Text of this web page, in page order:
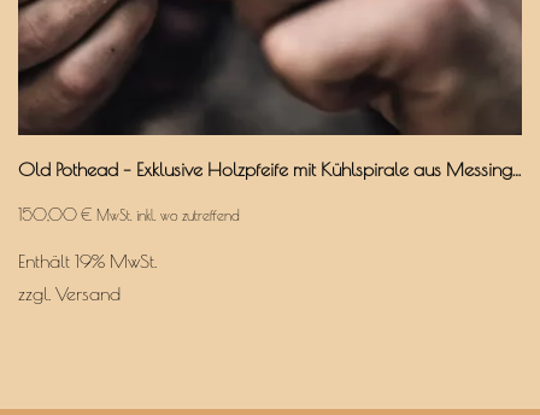
Old Pothead – Exklusive Holzpfeife mit Kühlspirale aus Messing & Aktivkohlefilter
150,00 € MwSt. inkl. wo zutreffend
Enthält 19% MwSt.
zzgl. Versand